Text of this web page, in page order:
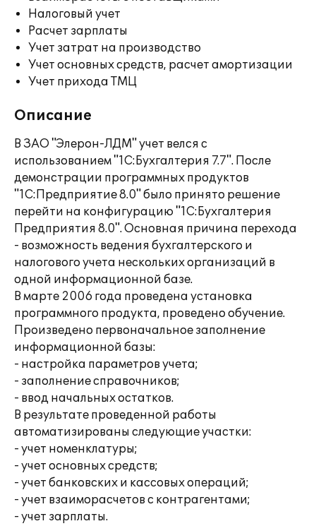
Налоговый учет
Расчет зарплаты
Учет затрат на производство
Учет основных средств, расчет амортизации
Учет прихода ТМЦ
Описание
В ЗАО "Элерон-ЛДМ" учет велся с
использованием "1С:Бухгалтерия 7.7". После
демонстрации программных продуктов
"1С:Предприятие 8.0" было принято решение
перейти на конфигурацию "1С:Бухгалтерия
Предприятия 8.0". Основная причина перехода
- возможность ведения бухгалтерского и
налогового учета нескольких организаций в
одной информационной базе.
В марте 2006 года проведена установка
программного продукта, проведено обучение.
Произведено первоначальное заполнение
информационной базы:
- настройка параметров учета;
- заполнение справочников;
- ввод начальных остатков.
В результате проведенной работы
автоматизированы следующие участки:
- учет номенклатуры;
- учет основных средств;
- учет банковских и кассовых операций;
- учет взаиморасчетов с контрагентами;
- учет зарплаты.